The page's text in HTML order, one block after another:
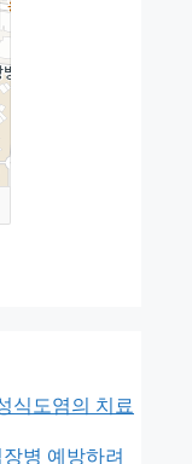
식도염의 치료
병 예방하려